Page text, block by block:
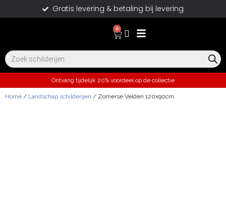
Gratis levering & betaling bij levering
0
Ontvang tijdelijk 20% voordeel op de collectie
Home / Landschap schilderijen / Zomerse Velden 120x90cm